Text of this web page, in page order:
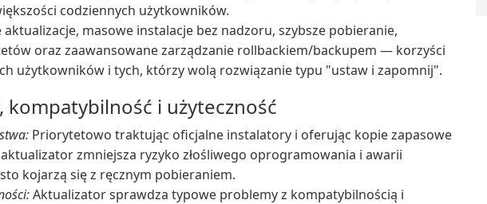
codziennych użytkowników.
masowe instalacje bez nadzoru, szybsze pobieranie,
oraz zaawansowane zarządzanie rollbackiem/backupem — korzyści
użytkowników i tych, którzy wolą rozwiązanie typu "ustaw i zapomnij".
kompatybilność i użyteczność
Priorytetowo traktując oficjalne instalatory i oferując kopie zapasowe
zmniejsza ryzyko złośliwego oprogramowania i awarii
kojarzą się z ręcznym pobieraniem.
Aktualizator sprawdza typowe problemy z kompatybilnością i